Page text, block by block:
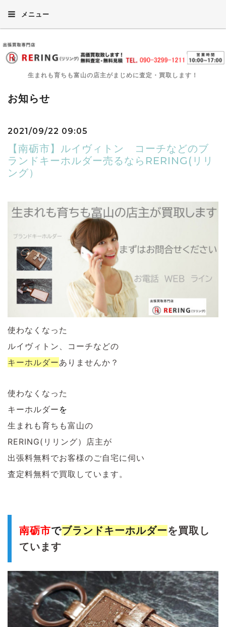
メニュー
生まれも育ちも富山の店主がまじめに査定・買取します！
お知らせ
2021/09/22 09:05
【南砺市】ルイヴィトン コーチなどのブ
ランドキーホルダー売るならRERING(リリ
ング）
使わなくなった
ルイヴィトン、コーチなどの
キーホルダーありませんか？
使わなくなった
キーホルダー を
生まれも育ちも富山の
RERING(リリング）店主が
出張料無料でお客様のご自宅に伺い
査定料無料で買取しています。
南砺市でブランドキーホルダーを買取し
ています